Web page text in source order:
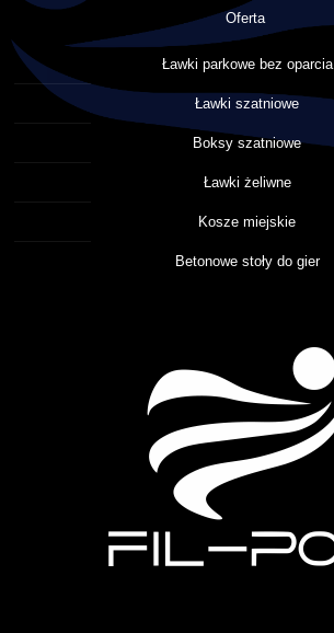
Oferta
Ławki parkowe bez oparcia
Ławki szatniowe
Boksy szatniowe
Ławki żeliwne
Kosze miejskie
Betonowe stoły do gier